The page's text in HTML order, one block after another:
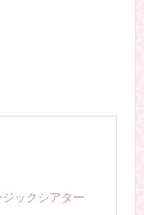
ックシアター